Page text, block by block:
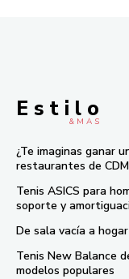
E s t i l o
& M À S
¿Te imaginas ganar
restaurantes de
Tenis ASICS para
soporte y
De sala vacía a
Tenis New Balance
modelos populares